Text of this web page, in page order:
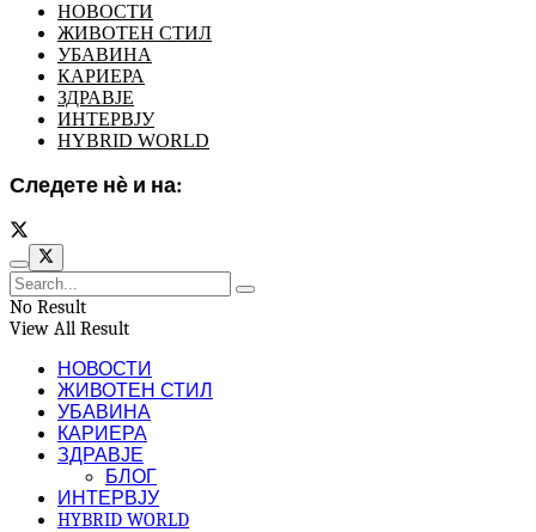
НОВОСТИ
ЖИВОТЕН СТИЛ
УБАВИНА
КАРИЕРА
ЗДРАВЈЕ
ИНТЕРВЈУ
HYBRID WORLD
Следете нѐ и на:
No Result
View All Result
НОВОСТИ
ЖИВОТЕН СТИЛ
УБАВИНА
КАРИЕРА
ЗДРАВЈЕ
БЛОГ
ИНТЕРВЈУ
HYBRID WORLD